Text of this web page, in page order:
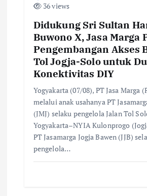
36 views
Didukung Sri Sultan
Buwono X, Jasa Marga
Pengembangan Akses
Tol Jogja-Solo untuk
Konektivitas DIY
Yogyakarta (07/08), PT Jasa Marga
melalui anak usahanya PT
(JMJ) selaku pengelola Jalan Tol
Yogyakarta–NYIA Kulonprogo
PT Jasamarga Jogja Bawen (JJB)
pengelola…